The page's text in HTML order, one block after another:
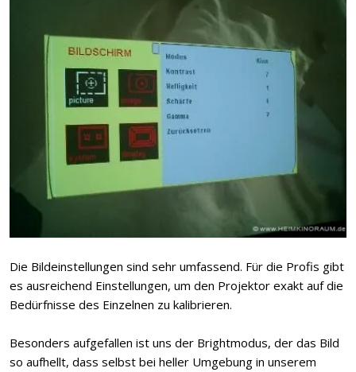
Die Bildeinstellungen sind sehr umfassend. Für die Profis gibt
es ausreichend Einstellungen, um den Projektor exakt auf die
Bedürfnisse des Einzelnen zu kalibrieren.
Besonders aufgefallen ist uns der Brightmodus, der das Bild
so aufhellt, dass selbst bei heller Umgebung in unserem